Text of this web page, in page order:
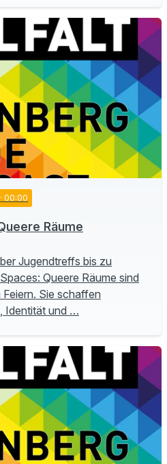
· 00:00
Räume
Jugendtreffs bis zu
Queere Räume sind
Sie schaffen
Identität und …